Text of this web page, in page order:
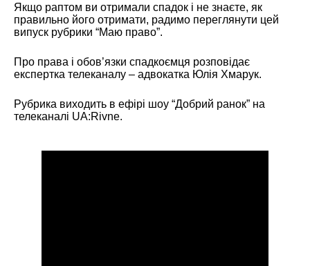
Якщо раптом ви отримали спадок і не знаєте, як
правильно його отримати, радимо переглянути цей
випуск рубрики “Маю право”.
Про права і обов’язки спадкоємця розповідає
експертка телеканалу – адвокатка Юлія Хмарук.
Рубрика виходить в ефірі шоу “Добрий ранок” на
телеканалі UA:Rivne.